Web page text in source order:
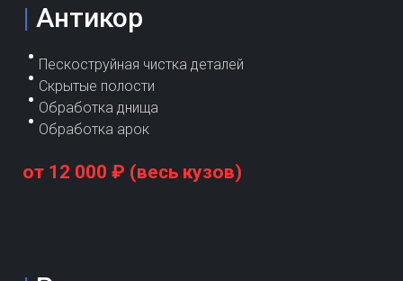
| Антикор
Пескоструйная чистка деталей
Скрытые полости
Обработка днища
Обработка арок
от 12 000 ₽ (весь кузов)